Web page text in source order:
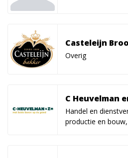
Casteleijn
Overig
C Heuvelman
Handel en
productie en